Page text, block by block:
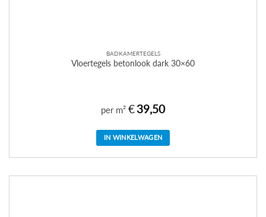
BADKAMERTEGELS
Vloertegels betonlook dark 30×60
per m² €39,50
IN WINKELWAGEN